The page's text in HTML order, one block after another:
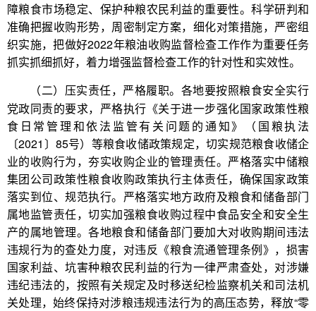
障粮食市场稳定、保护种粮农民利益的重要性。科学研判和
准确把握收购形势，周密制定方案，细化对策措施，严密组
织实施，把做好2022年粮油收购监督检查工作作为重要任务
抓实抓细抓好，着力增强监督检查工作的针对性和实效性。
（二）压实责任，严格履职。 各地要按照粮食安全实行
党政同责的要求，严格执行《关于进一步强化国家政策性粮
食日常管理和依法监管有关问题的通知》（国粮执法
〔2021〕85号）等粮食收储政策规定，切实规范粮食收储企
业的收购行为，夯实收购企业的管理责任。严格落实中储粮
集团公司政策性粮食收购政策执行主体责任，确保国家政策
落实到位、规范执行。严格落实地方政府及粮食和储备部门
属地监管责任，切实加强粮食收购过程中食品安全和安全生
产的属地管理。各地粮食和储备部门要加大对收购期间违法
违规行为的查处力度，对违反《粮食流通管理条例》，损害
国家利益、坑害种粮农民利益的行为一律严肃查处，对涉嫌
违纪违法的，按照有关规定及时移送纪检监察机关和司法机
关处理，始终保持对涉粮违规违法行为的高压态势，释放“零